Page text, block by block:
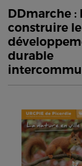
DDmarche :
construire le
durable